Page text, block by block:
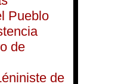
Pueblo
de
de